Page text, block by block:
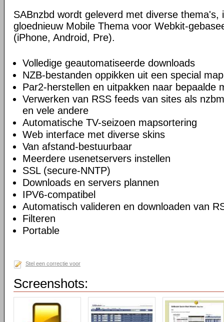
SABnzbd wordt geleverd met diverse thema's,
gloednieuw Mobile Thema voor Webkit-
(iPhone, Android, Pre).
Volledige geautomatiseerde downloads
NZB-bestanden oppikken uit een special map
Par2-herstellen en uitpakken naar bepaalde
Verwerken van RSS feeds van sites als
en vele andere
Automatische TV-seizoen mapsortering
Web interface met diverse skins
Van afstand-bestuurbaar
Meerdere usenetservers instellen
SSL (secure-NNTP)
Downloads en servers plannen
IPV6-compatibel
Automatisch valideren en downloaden van
Filteren
Portable
Stel een correctie voor
Screenshots: